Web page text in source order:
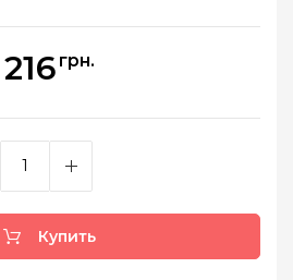
216 грн.
Купить